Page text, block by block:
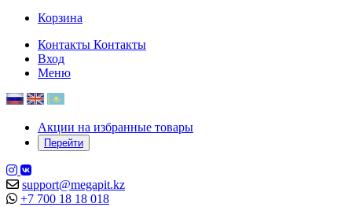
Корзина
Контакты Контакты
Вход
Меню
Акции на избранные товары
Перейти
support@megapit.kz
+7 700 18 18 018